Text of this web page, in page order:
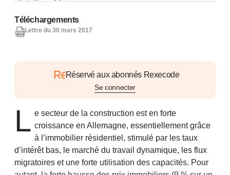
Réservé aux abonnés Rexecode
Se connecter
L e secteur de la construction est en forte
croissance en Allemagne, essentiellement grâce
à l’immobilier résidentiel, stimulé par les taux
d’intérêt bas, le marché du travail dynamique, les flux
migratoires et une forte utilisation des capacités. Pour
Téléchargements
Lettre du 30 mars 2017